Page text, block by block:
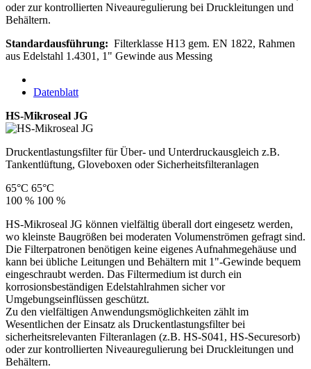
oder zur kontrollierten Niveauregulierung bei Druckleitungen und
Behältern.
Standardausführung: Filterklasse H13 gem. EN 1822, Rahmen
aus Edelstahl 1.4301, 1" Gewinde aus Messing
Datenblatt
HS-Mikroseal JG
Druckentlastungsfilter für Über- und Unterdruckausgleich z.B.
Tankentlüftung, Gloveboxen oder Sicherheitsfilteranlagen
65°C 65°C
100 % 100 %
HS-Mikroseal JG können vielfältig überall dort eingesetz werden,
wo kleinste Baugrößen bei moderaten Volumenströmen gefragt sind.
Die Filterpatronen benötigen keine eigenes Aufnahmegehäuse und
kann bei übliche Leitungen und Behältern mit 1"-Gewinde bequem
eingeschraubt werden. Das Filtermedium ist durch ein
korrosionsbeständigen Edelstahlrahmen sicher vor
Umgebungseinflüssen geschützt.
Zu den vielfältigen Anwendungsmöglichkeiten zählt im
Wesentlichen der Einsatz als Druckentlastungsfilter bei
sicherheitsrelevanten Filteranlagen (z.B. HS-S041, HS-Securesorb)
oder zur kontrollierten Niveauregulierung bei Druckleitungen und
Behältern.